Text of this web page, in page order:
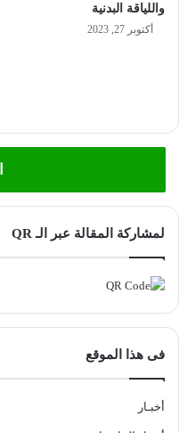
واللياقة البدنية
أكتوبر 27, 2023
لمشاركة المقالة عبر الـ QR
فى هذا الموقع
أخبـار